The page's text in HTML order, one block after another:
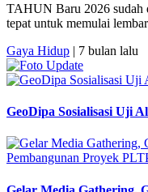
TAHUN Baru 2026 sudah
tepat untuk memulai
Gaya Hidup | 7 bulan lalu
GeoDipa Sosialisasi Uji